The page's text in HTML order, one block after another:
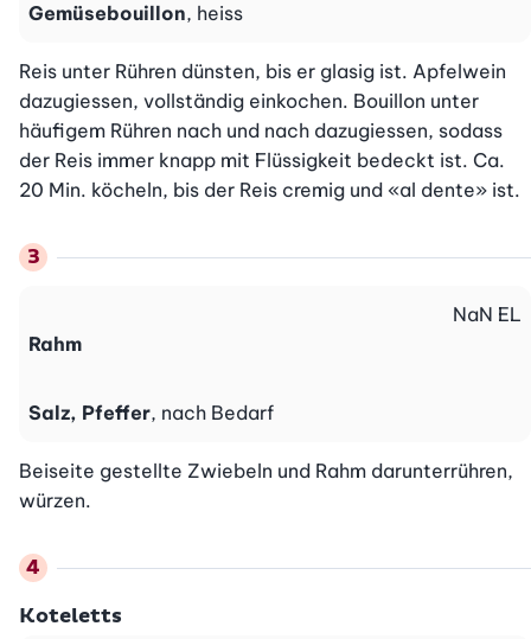
Gemüsebouillon, heiss
Reis unter Rühren dünsten, bis er glasig ist. Apfelwein
dazugiessen, vollständig einkochen. Bouillon unter
häufigem Rühren nach und nach dazugiessen, sodass
der Reis immer knapp mit Flüssigkeit bedeckt ist. Ca.
20 Min. köcheln, bis der Reis cremig und «al dente» ist.
Rahm
NaN EL
Salz, Pfeffer, nach Bedarf
Beiseite gestellte Zwiebeln und Rahm darunterrühren,
würzen.
Koteletts